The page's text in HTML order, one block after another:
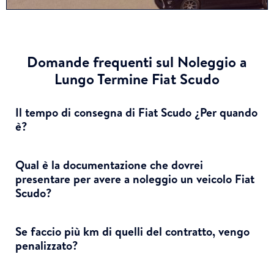
Domande frequenti sul Noleggio a
Lungo Termine Fiat Scudo
Il tempo di consegna di Fiat Scudo ¿Per quando
è?
Qual è la documentazione che dovrei
presentare per avere a noleggio un veicolo Fiat
Scudo?
Se faccio più km di quelli del contratto, vengo
penalizzato?